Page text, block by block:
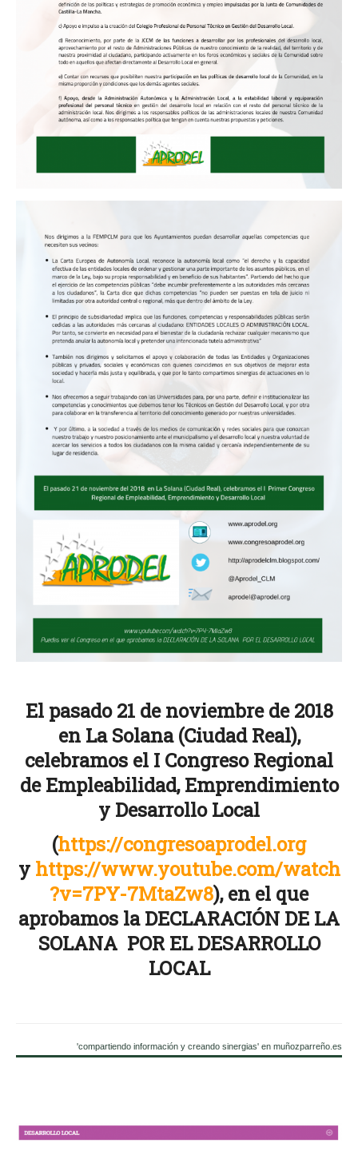
El pasado 21 de noviembre de 2018
en La Solana (Ciudad Real),
celebramos el I Congreso Regional
de Empleabilidad, Emprendimiento
y Desarrollo Local
(https://congresoaprodel.org
y https://www.youtube.com/watch
?v=7PY-7MtaZw8), en el que
aprobamos la DECLARACIÓN DE LA
SOLANA POR EL DESARROLLO
LOCAL
'compartiendo información y creando sinergias' en muñozparreño.es